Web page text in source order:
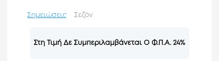
Σημειώσεις Σεζόν
Στη Τιμή Δε Συμπεριλαμβάνεται Ο Φ.Π.Α. 24%